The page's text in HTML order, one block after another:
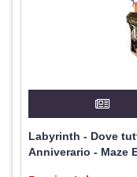
Labyrinth - Dove
Anniverario - Maze